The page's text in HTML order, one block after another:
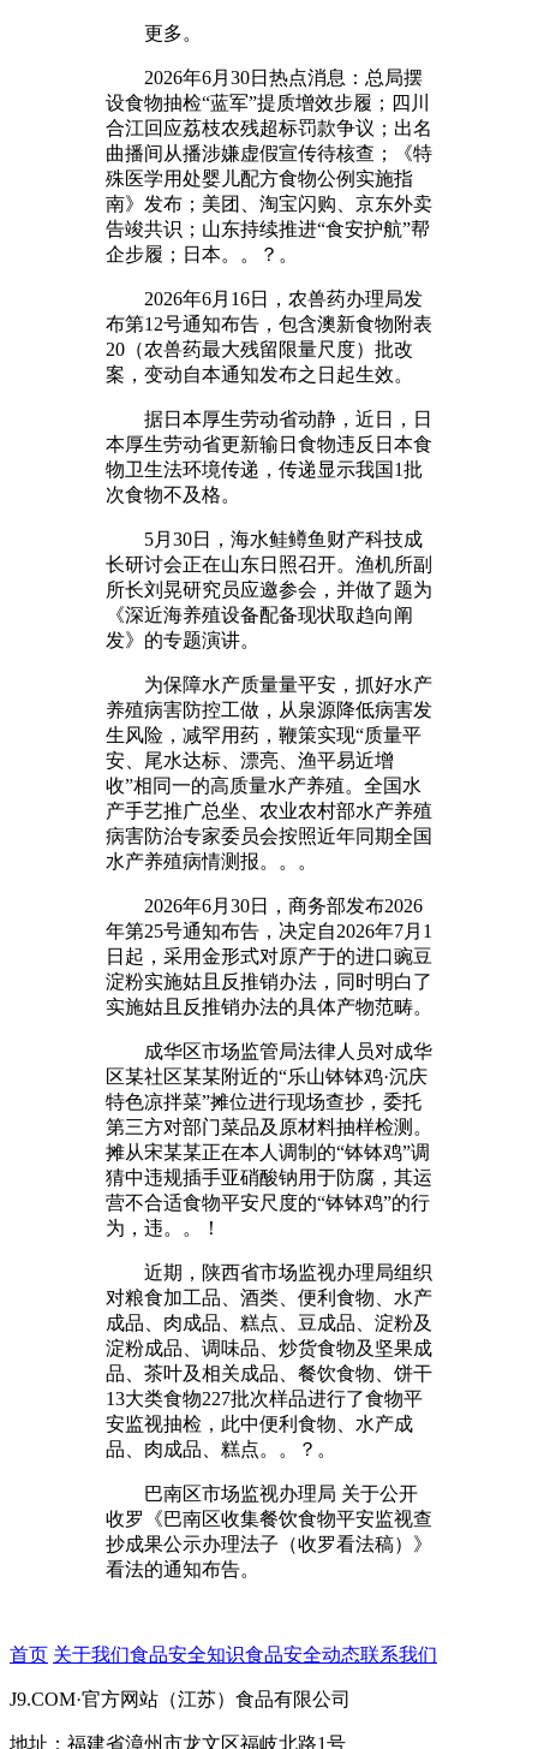
更多。
2026年6月30日热点消息：总局摆
设食物抽检“蓝军”提质增效步履；四川
合江回应荔枝农残超标罚款争议；出名
曲播间从播涉嫌虚假宣传待核查；《特
殊医学用处婴儿配方食物公例实施指
南》发布；美团、淘宝闪购、京东外卖
告竣共识；山东持续推进“食安护航”帮
企步履；日本。。？。
2026年6月16日，农兽药办理局发
布第12号通知布告，包含澳新食物附表
20（农兽药最大残留限量尺度）批改
案，变动自本通知发布之日起生效。
据日本厚生劳动省动静，近日，日
本厚生劳动省更新输日食物违反日本食
物卫生法环境传递，传递显示我国1批
次食物不及格。
5月30日，海水鲑鳟鱼财产科技成
长研讨会正在山东日照召开。渔机所副
所长刘晃研究员应邀参会，并做了题为
《深近海养殖设备配备现状取趋向阐
发》的专题演讲。
为保障水产质量量平安，抓好水产
养殖病害防控工做，从泉源降低病害发
生风险，减罕用药，鞭策实现“质量平
安、尾水达标、漂亮、渔平易近增
收”相同一的高质量水产养殖。全国水
产手艺推广总坐、农业农村部水产养殖
病害防治专家委员会按照近年同期全国
水产养殖病情测报。。。
2026年6月30日，商务部发布2026
年第25号通知布告，决定自2026年7月1
日起，采用金形式对原产于的进口豌豆
淀粉实施姑且反推销办法，同时明白了
实施姑且反推销办法的具体产物范畴。
成华区市场监管局法律人员对成华
区某社区某某附近的“乐山钵钵鸡·沉庆
特色凉拌菜”摊位进行现场查抄，委托
第三方对部门菜品及原材料抽样检测。
摊从宋某某正在本人调制的“钵钵鸡”调
猜中违规插手亚硝酸钠用于防腐，其运
营不合适食物平安尺度的“钵钵鸡”的行
为，违。。！
近期，陕西省市场监视办理局组织
对粮食加工品、酒类、便利食物、水产
成品、肉成品、糕点、豆成品、淀粉及
淀粉成品、调味品、炒货食物及坚果成
品、茶叶及相关成品、餐饮食物、饼干
13大类食物227批次样品进行了食物平
安监视抽检，此中便利食物、水产成
品、肉成品、糕点。。？。
巴南区市场监视办理局 关于公开
收罗《巴南区收集餐饮食物平安监视查
抄成果公示办理法子（收罗看法稿）》
看法的通知布告。
首页 关于我们食品安全知识食品安全动态联系我们
J9.COM·官方网站（江苏）食品有限公司
地址：福建省漳州市龙文区福岐北路1号